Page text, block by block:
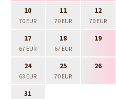
10
70 EUR
11
70 EUR
12
70 EUR
17
67 EUR
18
67 EUR
19
24
63 EUR
25
70 EUR
26
31